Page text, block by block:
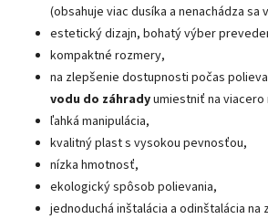
(obsahuje viac dusíka a nenachádza sa
estetický dizajn, bohatý výber
kompaktné rozmery,
na zlepšenie dostupnosti počas
vodu do záhradyumiestniť na
ľahká manipulácia,
kvalitný plast s vysokou pevnosťou,
nízka hmotnosť,
ekologický spôsob polievania,
jednoduchá inštalácia a odinštalácia na